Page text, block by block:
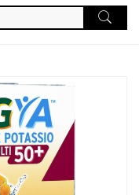
Mag Pot 50+ 14b